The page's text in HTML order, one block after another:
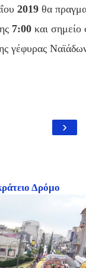
2019 θα
7:00 και σημείο
γέφυρας
›
Δρόμο